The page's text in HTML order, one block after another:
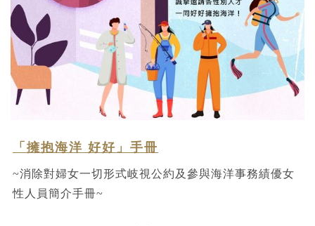
「擁抱海洋 好好」手冊
~消除對婦女一切形式岐視公約及參與海洋事務績優女
性人員簡介手冊~